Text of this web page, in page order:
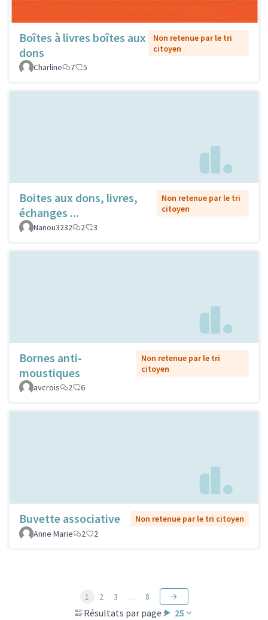
Boîtes à livres boîtes aux
dons
Non retenue par le tri
citoyen
Charline
7 5
Boites aux dons, livres,
échanges ...
Non retenue par le tri
citoyen
Nanou3232
2 3
Bornes anti-
moustiques
Non retenue par le tri
citoyen
avcrois
2 6
Buvette associative
Non retenue par le tri citoyen
Anne Marie
2 2
Résultats par page : 25
1 2 3 … 8